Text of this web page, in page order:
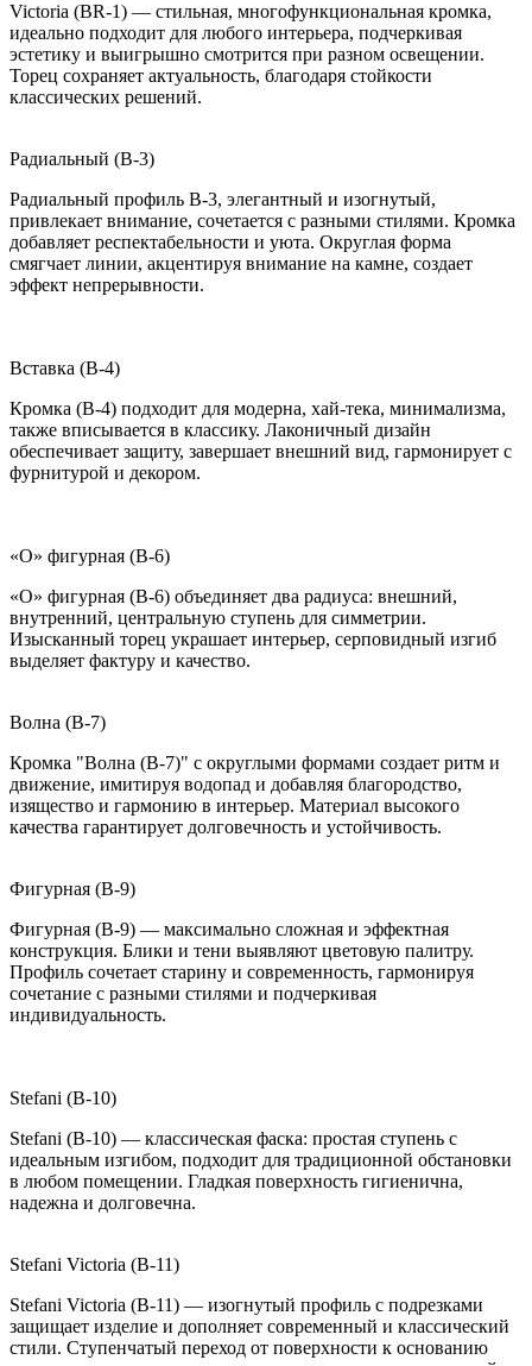
Victoria (BR-1) — стильная, многофункциональная кромка,
идеально подходит для любого интерьера, подчеркивая
эстетику и выигрышно смотрится при разном освещении.
Торец сохраняет актуальность, благодаря стойкости
классических решений.
Радиальный (B-3)
Радиальный профиль B-3, элегантный и изогнутый,
привлекает внимание, сочетается с разными стилями. Кромка
добавляет респектабельности и уюта. Округлая форма
смягчает линии, акцентируя внимание на камне, создает
эффект непрерывности.
Вставка (B-4)
Кромка (B-4) подходит для модерна, хай-тека, минимализма,
также вписывается в классику. Лаконичный дизайн
обеспечивает защиту, завершает внешний вид, гармонирует с
фурнитурой и декором.
«О» фигурная (B-6)
«О» фигурная (B-6) объединяет два радиуса: внешний,
внутренний, центральную ступень для симметрии.
Изысканный торец украшает интерьер, серповидный изгиб
выделяет фактуру и качество.
Волна (B-7)
Кромка "Волна (B-7)" с округлыми формами создает ритм и
движение, имитируя водопад и добавляя благородство,
изящество и гармонию в интерьер. Материал высокого
качества гарантирует долговечность и устойчивость.
Фигурная (B-9)
Фигурная (B-9) — максимально сложная и эффектная
конструкция. Блики и тени выявляют цветовую палитру.
Профиль сочетает старину и современность, гармонируя
сочетание с разными стилями и подчеркивая
индивидуальность.
Stefani (B-10)
Stefani (B-10) — классическая фаска: простая ступень с
идеальным изгибом, подходит для традиционной обстановки
в любом помещении. Гладкая поверхность гигиенична,
надежна и долговечна.
Stefani Victoria (B-11)
Stefani Victoria (B-11) — изогнутый профиль с подрезками
защищает изделие и дополняет современный и классический
стили. Ступенчатый переход от поверхности к основанию